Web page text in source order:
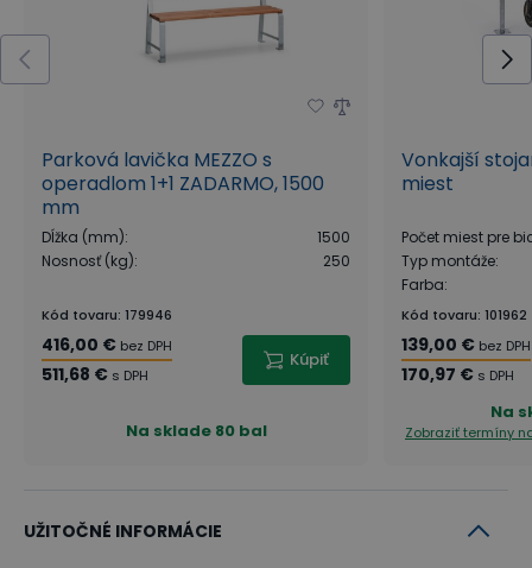
Parková lavička MEZZO s
operadlom 1+1 ZADARMO, 1500
mm
Dĺžka (mm):
1500
Nosnosť (kg): 250
Kód tovaru: 179946
416,00 € bez DPH
511,68 € s DPH
Kúpiť
Na sklade 80 bal
Vonkajší
miest
Počet miest pre
Typ montáže:
Farba:
Kód tovaru: 101962
139,00 € bez DPH
170,97 € s DPH
Na
Zobraziť termíny
UŽITOČNÉ INFORMÁCIE